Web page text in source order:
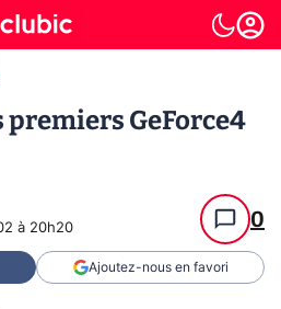
GeForce4
à 20h20 0
Ajoutez-nous en favori